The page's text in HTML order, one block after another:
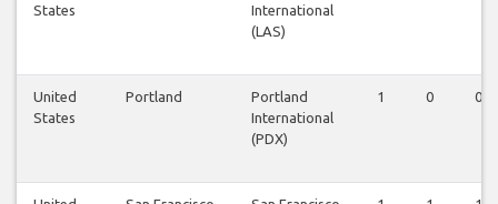
States
International
(LAS)
United
States
Portland
Portland
International
(PDX)
1 0 0